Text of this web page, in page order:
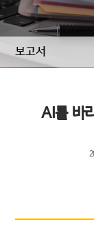
보고서
AI를 바